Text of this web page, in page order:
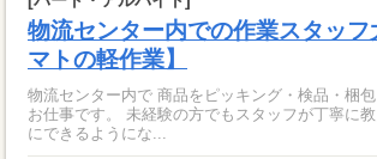
物流センター内での作業スタッ
マトの軽作業】
物流センター内で 商品をピッキング・検品・梱
お仕事です。 未経験の方でもスタッフが丁寧に
にできるようにな...